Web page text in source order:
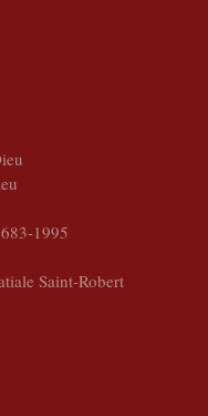
1995
Saint-Robert